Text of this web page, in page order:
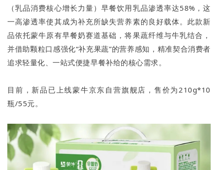
（乳品消费核心增长力量）早餐饮用乳品渗透率达58%，这
一高渗透率使其成为补充所缺失营养素的良好载体。此款新
品依托蒙牛原有早餐奶赛道基础，将果蔬纤维与牛乳结合，
并借助颗粒口感强化“补充果蔬”的营养感知，精准契合消费者
追求轻量化、一站式便捷早餐补给的核心需求。
目前，新品已上线蒙牛京东自营旗舰店，售价为210g*10
瓶/55元。